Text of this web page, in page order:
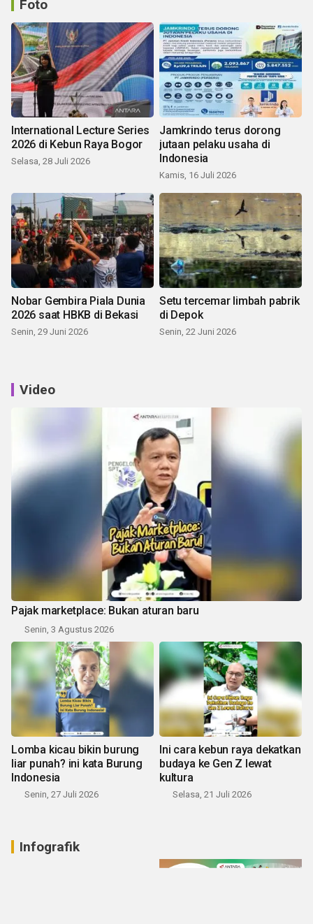
Foto
International Lecture Series
2026 di Kebun Raya Bogor
Selasa, 28 Juli 2026
Jamkrindo terus dorong
jutaan pelaku usaha di
Indonesia
Kamis, 16 Juli 2026
Nobar Gembira Piala Dunia
2026 saat HBKB di Bekasi
Senin, 29 Juni 2026
Setu tercemar limbah pabrik
di Depok
Senin, 22 Juni 2026
Video
Pajak marketplace: Bukan aturan baru
Senin, 3 Agustus 2026
Lomba kicau bikin burung
liar punah? ini kata Burung
Indonesia
Senin, 27 Juli 2026
Ini cara kebun raya dekatkan
budaya ke Gen Z lewat
kultura
Selasa, 21 Juli 2026
Infografik